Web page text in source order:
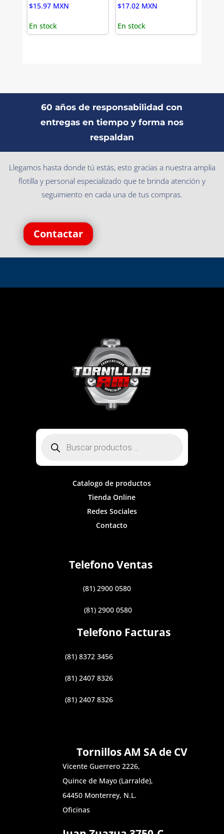
$15.97 MXN
En stock
$17.02 MXN
En stock
60 años de responsabilidad con
entregas en tiempo y forma nos
respaldan
Llegamos hasta donde tú estás, esto gracias a nuestra amplia
flotilla y personal especializado que te brinda atención y
seguimiento en cada una de tus compras.
Contactar
productos
Catalogo de productos
Tienda Online
Redes Sociales
Contacto
Telefono Ventas
(81) 2900 0580
(81) 2900 0580
Telefono Facturas
(81) 8372 3456
(81) 2407 8326
(81) 2407 8326
Tornillos AM SA de CV
Vicente Guerrero 2226,
Quince de Mayo (Larralde),
64450 Monterrey, N.L.
Oficinas